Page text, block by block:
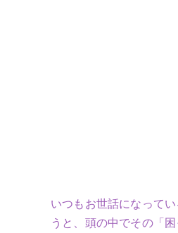
いつもお世話になって
うと、頭の中でその「